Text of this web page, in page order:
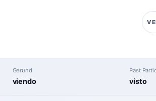
Gerund
viendo
Past
visto